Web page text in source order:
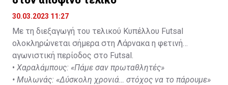
30.03.2023 11:27
Με τη διεξαγωγή του τελικού Κυπέλλου Futsal
ολοκληρώνεται σήμερα στη Λάρνακα η φετινή
αγωνιστική περίοδος στο Futsal.
• Χαραλάμπους: «Πάμε σαν πρωταθλητές»
• Μυλωνάς: «Δύσκολη χρονιά… στόχος να το πάρουμε»